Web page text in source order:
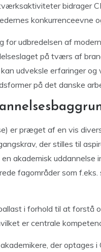
bidrager
konkurrenceevne
for udbredelsen af
på tværs af
udveksle erfaringer
på det danske
er præget af en vis
der stilles til
akademisk uddannelse
fagområder som
i forhold til at forstå
er centrale
der optages